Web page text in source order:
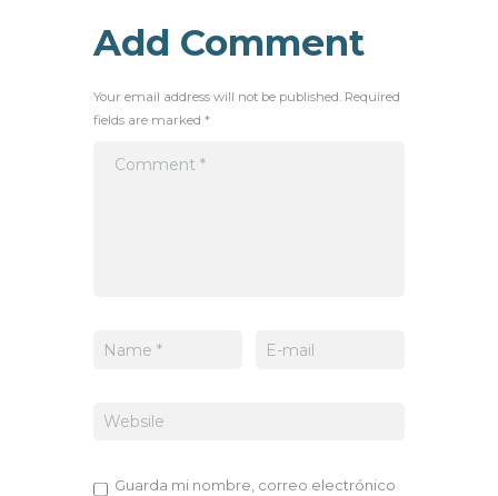
Add Comment
Your email address will not be published. Required
fields are marked *
Guarda mi nombre, correo electrónico